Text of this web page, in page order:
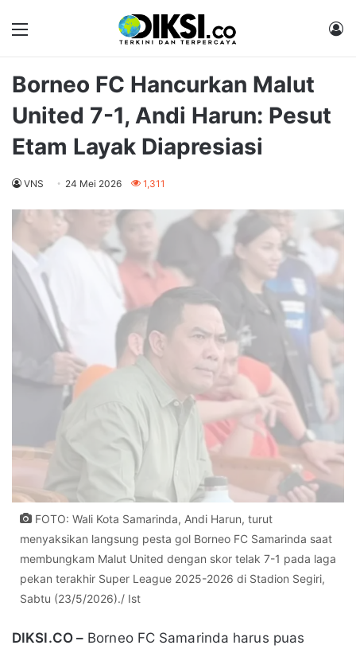
Menu
Borneo FC Hancurkan Malut
United 7-1, Andi Harun: Pesut
Etam Layak Diapresiasi
VNS 24 Mei 2026 1,311
FOTO: Wali Kota Samarinda, Andi Harun, turut
menyaksikan langsung pesta gol Borneo FC Samarinda saat
membungkam Malut United dengan skor telak 7-1 pada laga
pekan terakhir Super League 2025-2026 di Stadion Segiri,
Sabtu (23/5/2026)./ Ist
DIKSI.CO – Borneo FC Samarinda harus puas